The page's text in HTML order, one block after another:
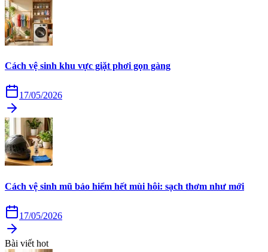
Cách vệ sinh khu vực giặt phơi gọn gàng
17/05/2026
Cách vệ sinh mũ bảo hiểm hết mùi hôi: sạch thơm như mới
17/05/2026
Bài viết hot